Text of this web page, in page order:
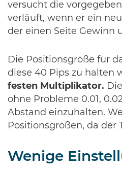
versucht die
verläuft, wenn er ein
der einen Seite Gewinn
Die Positionsgröße für
diese 40 Pips zu halten
festen Multiplikator.
ohne Probleme 0.01,
Abstand einzuhalten.
Positionsgrößen, da der
Wenige